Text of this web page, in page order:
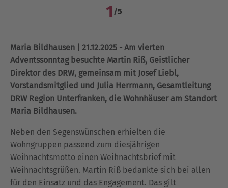
1 /5
Maria Bildhausen | 21.12.2025 - Am vierten
Adventssonntag besuchte Martin Riß, Geistlicher
Direktor des DRW, gemeinsam mit Josef Liebl,
Vorstandsmitglied und Julia Herrmann, Gesamtleitung
DRW Region Unterfranken, die Wohnhäuser am Standort
Maria Bildhausen.
Neben den Segenswünschen erhielten die
Wohngruppen passend zum diesjährigen
Weihnachtsmotto einen Weihnachtsbrief mit
Weihnachtsgrüßen. Martin Riß bedankte sich bei allen
für den Einsatz und das Engagement. Das gilt